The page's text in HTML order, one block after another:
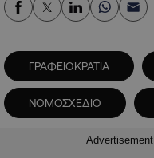
ΓΡΑΦΕΙΟΚΡΑΤΙΑ
ΝΟΜΟΣΧΕΔΙΟ
Advertisement